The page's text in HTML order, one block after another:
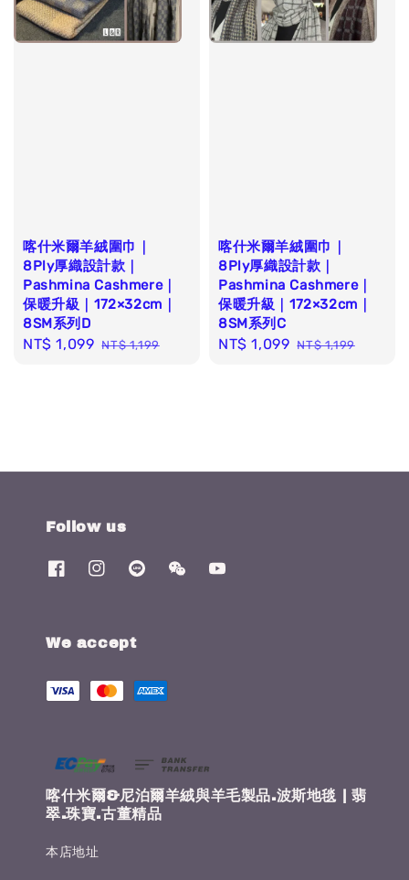
喀什米爾羊絨圍巾｜
8Ply厚織設計款｜
Pashmina Cashmere｜
保暖升級｜172×32cm｜
8SM系列D
Sale
NT$ 1,099 Regular
NT$ 1,199
喀什米爾羊絨圍巾｜
8Ply厚織設計款｜
Pashmina Cashmere｜
保暖升級｜172×32cm｜
8SM系列C
Sale
NT$ 1,099 Regular
NT$ 1,199
Follow us
We accept
喀什米爾&尼泊爾羊絨與羊毛製品.波斯地毯 | 翡
翠.珠寶.古董精品
本店地址